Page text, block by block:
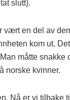
slutt).
en del av
kom ut.
måtte snakke
norske kvinner.
Nå er vi tilbake